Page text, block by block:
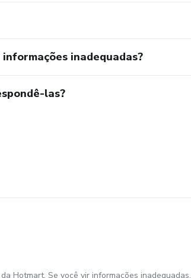
inadequadas?
las?
Hotmart. Se você vir informações inadequadas,